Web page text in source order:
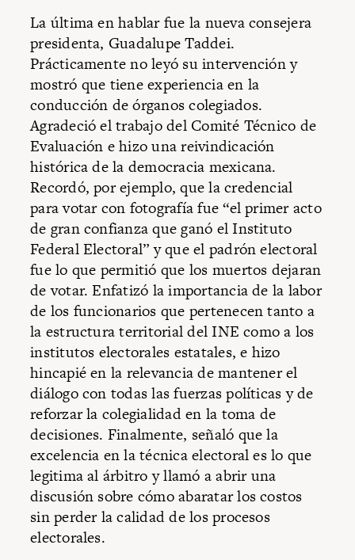
La última en hablar fue la nueva consejera
presidenta, Guadalupe Taddei.
Prácticamente no leyó su intervención y
mostró que tiene experiencia en la
conducción de órganos colegiados.
Agradeció el trabajo del Comité Técnico de
Evaluación e hizo una reivindicación
histórica de la democracia mexicana.
Recordó, por ejemplo, que la credencial
para votar con fotografía fue “el primer acto
de gran confianza que ganó el Instituto
Federal Electoral” y que el padrón electoral
fue lo que permitió que los muertos dejaran
de votar. Enfatizó la importancia de la labor
de los funcionarios que pertenecen tanto a
la estructura territorial del INE como a los
institutos electorales estatales, e hizo
hincapié en la relevancia de mantener el
diálogo con todas las fuerzas políticas y de
reforzar la colegialidad en la toma de
decisiones. Finalmente, señaló que la
excelencia en la técnica electoral es lo que
legitima al árbitro y llamó a abrir una
discusión sobre cómo abaratar los costos
sin perder la calidad de los procesos
electorales.